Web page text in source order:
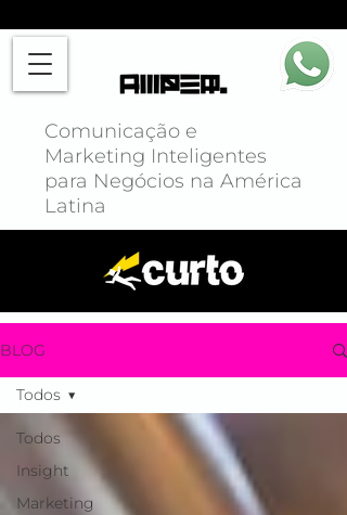
Comunicação e
Marketing Inteligentes
para Negócios na América
Latina
BLOG
Todos
Insight
Marketing
Todos